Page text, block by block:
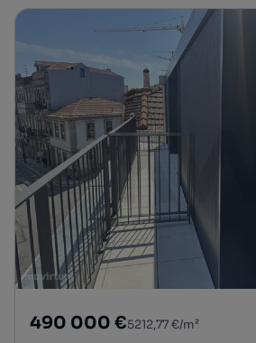
490 000 €5212,77 €/m²